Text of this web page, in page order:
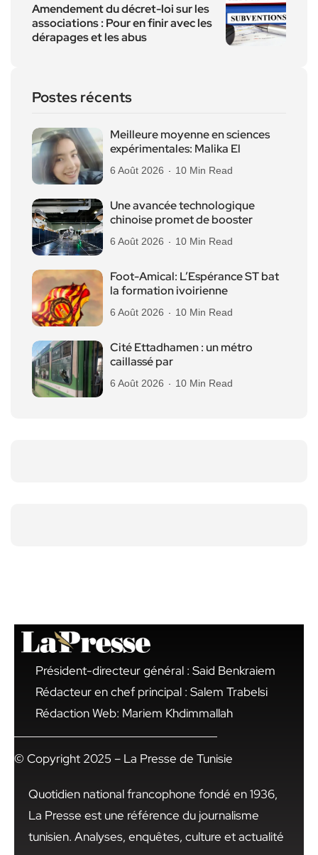
Amendement du décret-loi sur les
associations : Pour en finir avec les
dérapages et les abus
Postes récents
Meilleure moyenne en sciences
expérimentales: Malika El
6 Août 2026 10 Min Read
Une avancée technologique
chinoise promet de booster
6 Août 2026 10 Min Read
Foot-Amical: L’Espérance ST bat
la formation ivoirienne
6 Août 2026 10 Min Read
Cité Ettadhamen : un métro
caillassé par
6 Août 2026 10 Min Read
Président-directeur général : Said Benkraiem
Rédacteur en chef principal : Salem Trabelsi
Rédaction Web: Mariem Khdimmallah
© Copyright 2025 – La Presse de Tunisie
Quotidien national francophone fondé en 1936,
La Presse est une référence du journalisme
tunisien. Analyses, enquêtes, culture et actualité